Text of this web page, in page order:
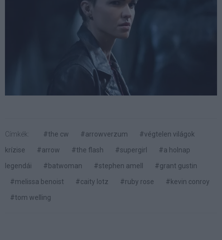
Címkék: #the cw #arrowverzum
#végtelen világok
krízise
#arrow #the flash #supergirl
#a holnap
legendái
#batwoman #stephen amell
#grant gustin
#melissa benoist
#caity lotz #ruby rose
#kevin conroy
#tom welling